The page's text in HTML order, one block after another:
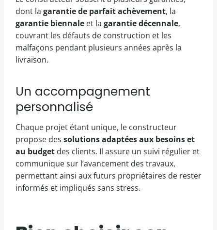
dont la garantie de parfait achèvement, la
garantie biennale et la garantie décennale,
couvrant les défauts de construction et les
malfaçons pendant plusieurs années après la
livraison.
Un accompagnement
personnalisé
Chaque projet étant unique, le constructeur
propose des solutions adaptées aux besoins et
au budget des clients. Il assure un suivi régulier et
communique sur l’avancement des travaux,
permettant ainsi aux futurs propriétaires de rester
informés et impliqués sans stress.